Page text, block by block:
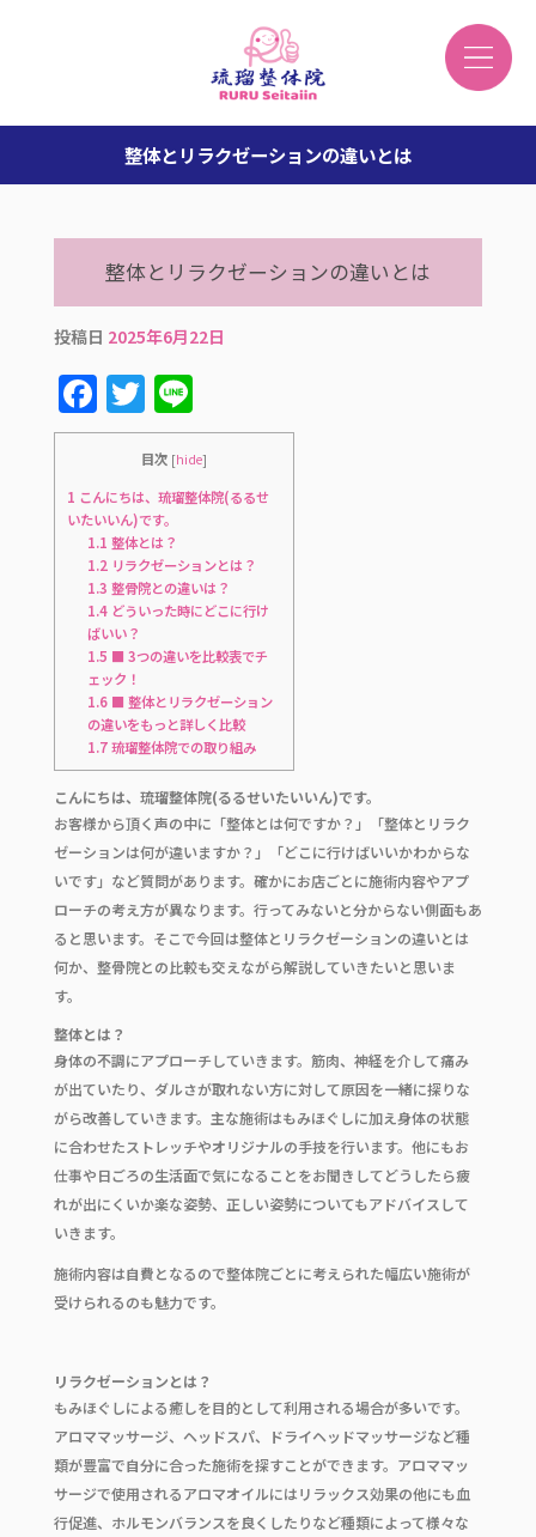
整体とリラクゼーションの違いとは
整体とリラクゼーションの違いとは
投稿日 2025年6月22日
F
a
e
b
o
o
k
T
w
it
te
r
Li
n
e
目次 [hide]
1 こんにちは、琉瑠整体院(るるせ
いたいいん)です。
1.1 整体とは？
1.2リラクゼーションとは？
1.3 整骨院との違いは？
1.4どういった時にどこに行け
ばいい？
1.5 ■ 3つの違いを比較表でチ
ェック！
1.6■ 整体とリラクゼーション
の違いをもっと詳しく比較
1.7琉瑠整体院での取り組み
こんにちは、琉瑠整体院(るるせいたいいん)です。
お客様から頂く声の中に「整体とは何ですか？」「整体とリラク
ゼーションは何が違いますか？」「どこに行けばいいかわからな
いです」など質問があります。確かにお店ごとに施術内容やアプ
ローチの考え方が異なります。行ってみないと分からない側面もあ
ると思います。そこで今回は整体とリラクゼーションの違いとは
何か、整骨院との比較も交えながら解説していきたいと思いま
す。
整体とは？
身体の不調にアプローチしていきます。筋肉、神経を介して痛み
が出ていたり、ダルさが取れない方に対して原因を一緒に探りな
がら改善していきます。主な施術はもみほぐしに加え身体の状態
に合わせたストレッチやオリジナルの手技を行います。他にもお
仕事や日ごろの生活面で気になることをお聞きしてどうしたら疲
れが出にくいか楽な姿勢、正しい姿勢についてもアドバイスして
いきます。
施術内容は自費となるので整体院ごとに考えられた幅広い施術が
受けられるのも魅力です。
リラクゼーションとは？
もみほぐしによる癒しを目的として利用される場合が多いです。
アロママッサージ、ヘッドスパ、ドライヘッドマッサージなど種
類が豊富で自分に合った施術を探すことができます。アロママッ
サージで使用されるアロマオイルにはリラックス効果の他にも血
行促進、ホルモンバランスを良くしたりなど種類によって様々な